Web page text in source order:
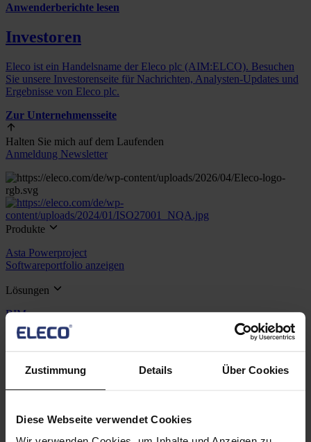
Zustimmung Details Über Cookies
Diese Webseite verwendet Cookies
Anwenderberichte lesen
Investoren
Eleco ist ein Handelsname der Eleco plc (AIM:ELCO). Besuchen
Sie unsere Investorenseite für Nachrichten, Analysten-Updates und
Ergebnisse von Eleco plc.
Zur Unternehmensseite
Halten Sie mich auf dem Laufenden
Anmeldung Newsletter
Produkte
Asta Powerproject
Softwareportfolio anzeigen
Lösungen
BIM
Projektmanagement
Ressourcen
Support
Training
Unternehmen